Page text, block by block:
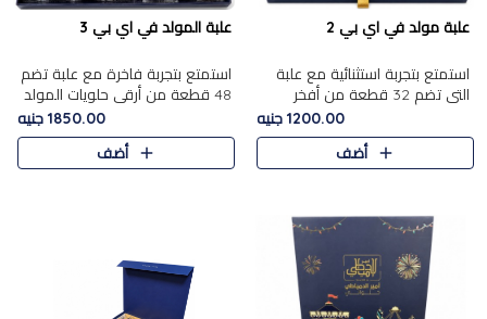
علبة مولد في اي بي 2
استمتع بتجربة استثنائية مع علبة
التي تضم 32 قطعة من أفخر
حلويات المولد الشرقية، في تشكيلة
تجمع بين الأصالة والاختيارات
الفاخرة. تحتوي العلبة..
1200.00 جنيه
أضف
علبة المولد في اي بي 3
استمتع بتجربة فاخرة مع علبة تضم
48 قطعة من أرقى حلويات المولد
الشرقية، في تشكيلة تجمع بين
الأصناف التقليدية الفاخرة والاختيارات
1850.00 جنيه
أضف